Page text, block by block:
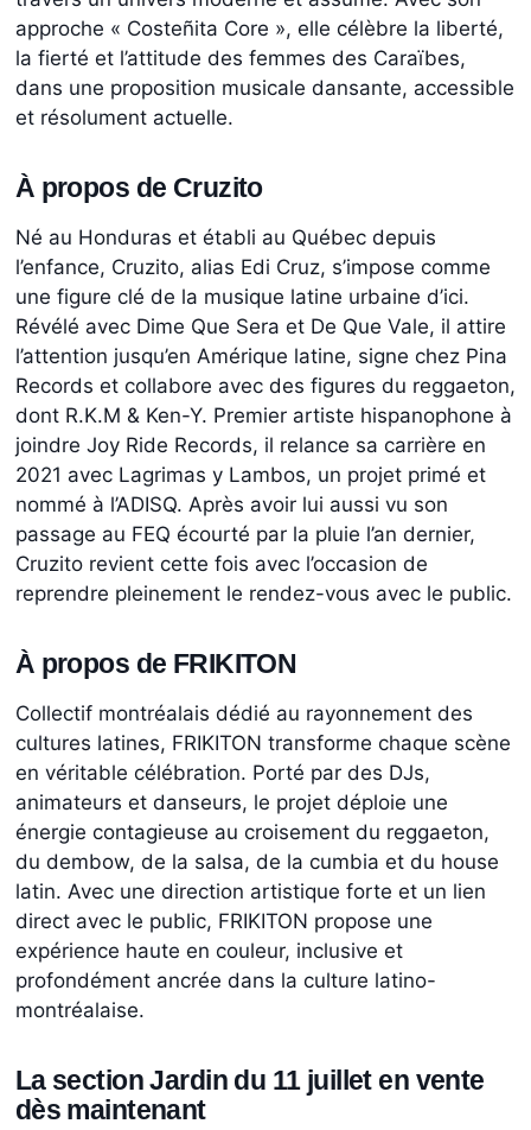
approche « Costeñita Core », elle célèbre la liberté,
la fierté et l’attitude des femmes des Caraïbes,
dans une proposition musicale dansante, accessible
et résolument actuelle.
À propos de Cruzito
Né au Honduras et établi au Québec depuis
l’enfance, Cruzito, alias Edi Cruz, s’impose comme
une figure clé de la musique latine urbaine d’ici.
Révélé avec Dime Que Sera et De Que Vale, il attire
l’attention jusqu’en Amérique latine, signe chez Pina
Records et collabore avec des figures du reggaeton,
dont R.K.M & Ken-Y. Premier artiste hispanophone à
joindre Joy Ride Records, il relance sa carrière en
2021 avec Lagrimas y Lambos, un projet primé et
nommé à l’ADISQ. Après avoir lui aussi vu son
passage au FEQ écourté par la pluie l’an dernier,
Cruzito revient cette fois avec l’occasion de
reprendre pleinement le rendez-vous avec le public.
À propos de FRIKITON
Collectif montréalais dédié au rayonnement des
cultures latines, FRIKITON transforme chaque scène
en véritable célébration. Porté par des DJs,
animateurs et danseurs, le projet déploie une
énergie contagieuse au croisement du reggaeton,
du dembow, de la salsa, de la cumbia et du house
latin. Avec une direction artistique forte et un lien
direct avec le public, FRIKITON propose une
expérience haute en couleur, inclusive et
profondément ancrée dans la culture latino-
montréalaise.
La section Jardin du 11 juillet en vente
dès maintenant